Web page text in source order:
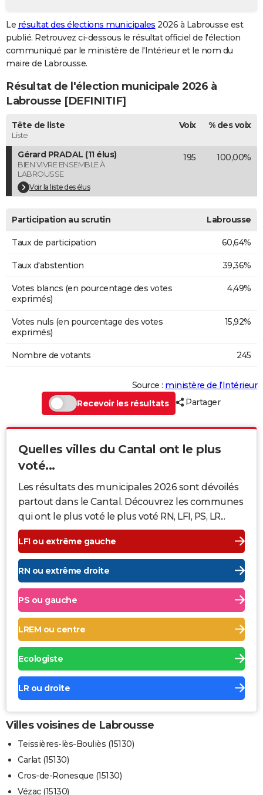
GUIDES D'ACHAT
BONS PLANS
CARTE DE VOEUX
Carte de Noël
Carte Bonne année
Carte Saint-Valentin
Carte Pâques
Carte d'anniversaire
Dictionnaire
Biographies
Citations
Expressions
Proverbes
PROGRAMME TV
COPAINS D'AVANT
S'inscrire
Se connecter
Lycées
Collèges
Primaires
Universités
Entreprises
Service militaire
Avis de recherche
AVIS DE DÉCÈS
Bricolage
Lifestyle
Culture
Sport
Auto
Television
Voyage
Cinema
Le résultat des élections municipales 2026 à Labrousse est
publié. Retrouvez ci-dessous le résultat officiel de l'élection
communiqué par le ministère de l'Intérieur et le nom du
maire de Labrousse.
Résultat de l'élection municipale 2026 à
Labrousse [DEFINITIF]
Tête de liste
Liste
Voix % des voix
Gérard PRADAL (11 élus)
BIEN VIVRE ENSEMBLE À
LABROUSSE
Voir la liste des élus
195 100,00%
Participation au scrutin Labrousse
Taux de participation 60,64%
Taux d'abstention 39,36%
Votes blancs (en pourcentage des votes
exprimés)
4,49%
Votes nuls (en pourcentage des votes
exprimés)
15,92%
Nombre de votants 245
Source : ministère de l’Intérieur
Recevoir les résultats
Partager
Quelles villes du Cantal ont le plus
voté...
Les résultats des municipales 2026 sont dévoilés
partout dans le Cantal. Découvrez les communes
qui ont le plus voté le plus voté RN, LFI, PS, LR...
LFI ou extrême gauche
RN ou extrême droite
PS ou gauche
LREM ou centre
Ecologiste
LR ou droite
Villes voisines de Labrousse
Teissières-lès-Bouliès (15130)
Carlat (15130)
Cros-de-Ronesque (15130)
Vézac (15130)